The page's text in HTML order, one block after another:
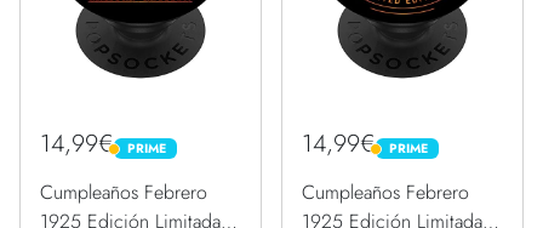
14,99€ PRIME
PRIME
Cumpleaños Febrero
1925 Edición Limitada
14,99€ PRIME
PRIME
Cumpleaños Febrero
1925 Edición Limitada